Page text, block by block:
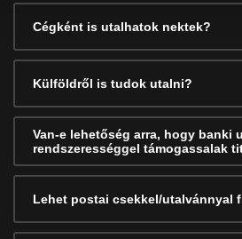
Cégként is utalhatok nektek?
Külföldről is tudok utalni?
Van-e lehetőség arra, hogy banki
rendszerességgel támogassalak
Lehet postai csekkel/utalvánnyal